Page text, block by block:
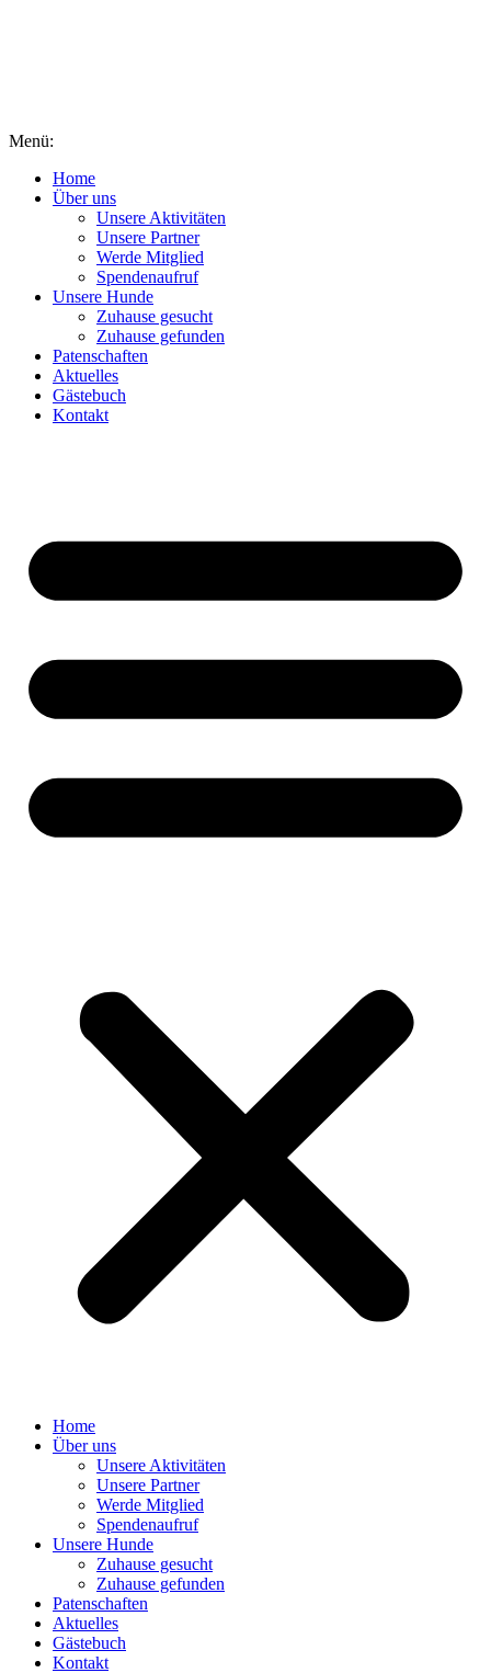
Menü:
Home
Über uns
Unsere Aktivitäten
Unsere Partner
Werde Mitglied
Spendenaufruf
Unsere Hunde
Zuhause gesucht
Zuhause gefunden
Patenschaften
Aktuelles
Gästebuch
Kontakt
Home
Über uns
Unsere Aktivitäten
Unsere Partner
Werde Mitglied
Spendenaufruf
Unsere Hunde
Zuhause gesucht
Zuhause gefunden
Patenschaften
Aktuelles
Gästebuch
Kontakt